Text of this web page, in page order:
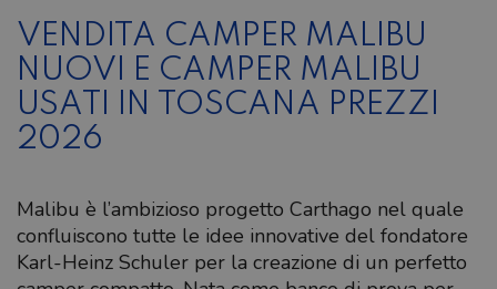
VENDITA CAMPER MALIBU
NUOVI E CAMPER MALIBU
USATI IN TOSCANA PREZZI
2026
Malibu è l’ambizioso progetto Carthago nel quale
confluiscono tutte le idee innovative del fondatore
Karl-Heinz Schuler per la creazione di un perfetto